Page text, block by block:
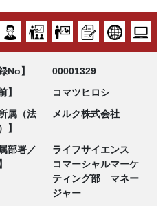
No】
00001329
】
コマツヒロシ
属（法
】
メルク株式会社
部署／
ライフサイエンス
コマーシャルマーケ
ティング部 マネー
ジャー